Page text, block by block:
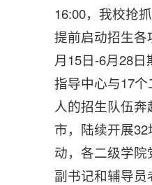
16:00，我校抢
提前启动招生
月15日-6月28
指导中心与17
人的招生队伍
市，陆续开展
动，各二级学院
副书记和辅导